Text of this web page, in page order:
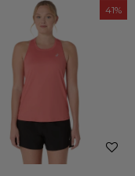
41